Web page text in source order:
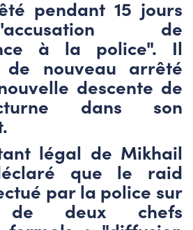
pendant 15 jours
de
à la police". Il
nouveau arrêté
descente de
dans son
légal de Mikhail
que le raid
par la police sur
deux chefs